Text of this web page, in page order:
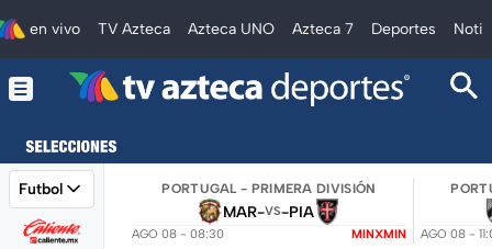
en vivo TV Azteca Azteca UNO Azteca 7 Deportes
Futbol PORTUGAL - PRIMERA DIVISIÓN
MAR-VS-PIA
AGO 08 - 08:30 MINXMIN AGO 08 -